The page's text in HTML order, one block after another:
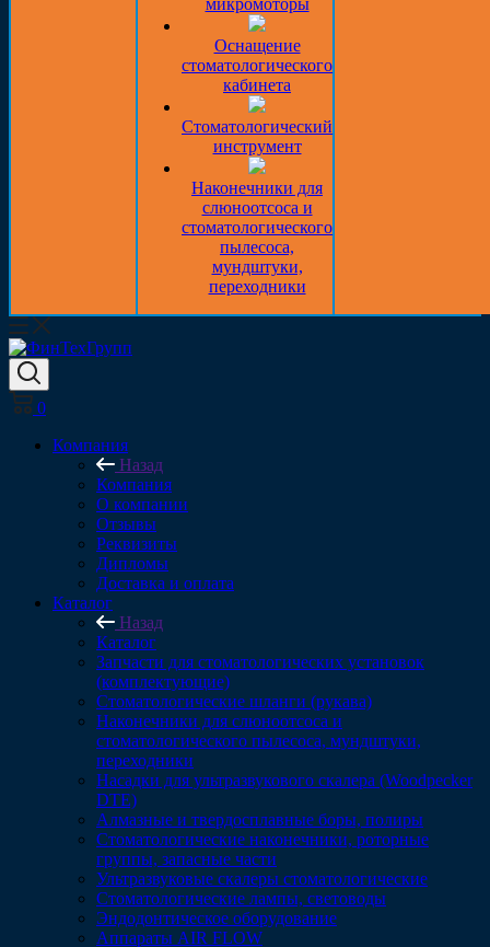
микромоторы
Оснащение
стоматологического
кабинета
Стоматологический
инструмент
Наконечники для
слюноотсоса и
стоматологического
пылесоса,
мундштуки,
переходники
0
Компания
Назад
Компания
О компании
Отзывы
Реквизиты
Дипломы
Доставка и оплата
Каталог
Назад
Каталог
Запчасти для стоматологических установок
(комплектующие)
Стоматологические шланги (рукава)
Наконечники для слюноотсоса и
стоматологического пылесоса, мундштуки,
переходники
Насадки для ультразвукового скалера (Woodpecker
DTE)
Алмазные и твердосплавные боры, полиры
Стоматологические наконечники, роторные
группы, запасные части
Ультразвуковые скалеры стоматологические
Стоматологические лампы, световоды
Эндодонтическое оборудование
Аппараты AIR FLOW